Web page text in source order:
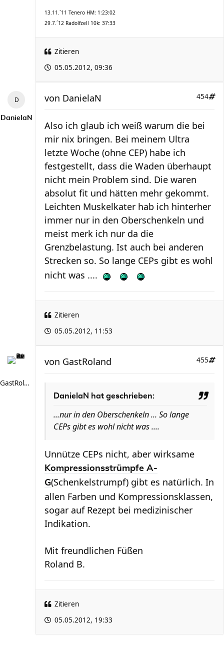
13.11.´11 Tenero HM: 1:23:02
29.7.´12 Radolfzell 10k: 37:33
Zitieren
05.05.2012, 09:36
DanielaN
454
von DanielaN
Also ich glaub ich weiß warum die bei
mir nix bringen. Bei meinem Ultra
letzte Woche (ohne CEP) habe ich
festgestellt, dass die Waden überhaupt
nicht mein Problem sind. Die waren
absolut fit und hätten mehr gekommt.
Leichten Muskelkater hab ich hinterher
immer nur in den Oberschenkeln und
meist merk ich nur da die
Grenzbelastung. Ist auch bei anderen
Strecken so. So lange CEPs gibt es wohl
nicht was ....
Zitieren
05.05.2012, 11:53
GastRoland
455
von GastRoland
DanielaN hat geschrieben:
...nur in den Oberschenkeln ... So lange
CEPs gibt es wohl nicht was ....
Unnütze CEPs nicht, aber wirksame
Kompressionsstrümpfe A-
G(Schenkelstrumpf) gibt es natürlich. In
allen Farben und Kompressionsklassen,
sogar auf Rezept bei medizinischer
Indikation.
Mit freundlichen Füßen
Roland B.
Zitieren
05.05.2012, 19:33